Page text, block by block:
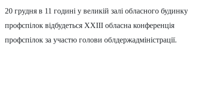
20 грудня в 11 годині у великій залі обласного будинку
профспілок відбудеться XXIII обласна конференція
профспілок за участю голови облдержадміністрації.